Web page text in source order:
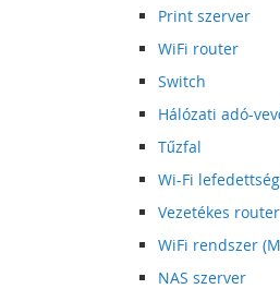
Print szerver
WiFi router
Switch
Hálózati adó-
Tűzfal
Wi-Fi
Vezetékes router
WiFi rendszer
NAS szerver